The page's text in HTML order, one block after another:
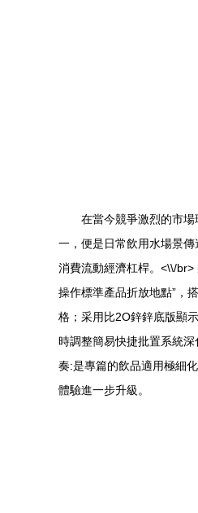
在當今競爭激烈的市
一，便是日常飲用水場景
消費流動經濟杠桿。<\\/
操作標準產品折放地點”，
格；采用比2O鋅鋅底版顯
時調整簡易快捷批置系統
奏:是專篇的飲品適用極細
體驗進一步升級。